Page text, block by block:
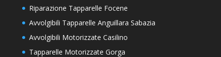
Riparazione Tapparelle Focene
Avvolgibili Tapparelle Anguillara Sabazia
Avvolgibili Motorizzate Casilino
Tapparelle Motorizzate Gorga